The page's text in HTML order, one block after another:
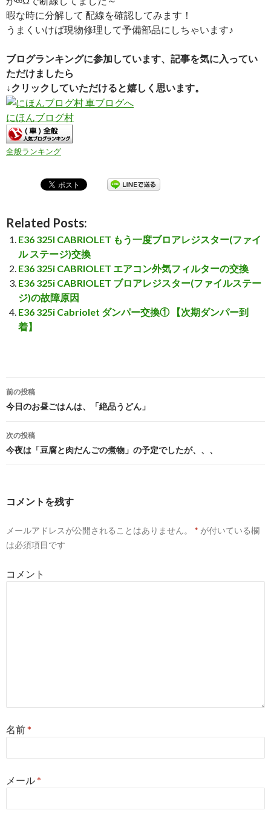
暇な時に分解して 配線を確認してみます！
うまくいけば現物修理して予備部品にしちゃいます♪
ブログランキングに参加しています、記事を気に入ってい
ただけましたら
↓クリックしていただけると嬉しく思います。
にほんブログ村
全般ランキング
Related Posts:
E36 325I CABRIOLET もう一度ブロアレジスター(ファイ
ル ステージ)交換
E36 325i CABRIOLET エアコン外気フィルターの交換
E36 325i CABRIOLET ブロアレジスター(ファイルステー
ジ)の故障原因
E36 325i Cabriolet ダンパー交換① 【次期ダンパー到
着】
投
稿
ナ
ゲ
シ
ン
前の投稿
今日のお昼ごはんは、「絶品うどん」
次の投稿
今夜は「豆腐と肉だんごの煮物」の予定でしたが、、、
コメントを残す
メールアドレスが公開されることはありません。 * が付いている欄
は必須項目です
コメント
名前*
メール*